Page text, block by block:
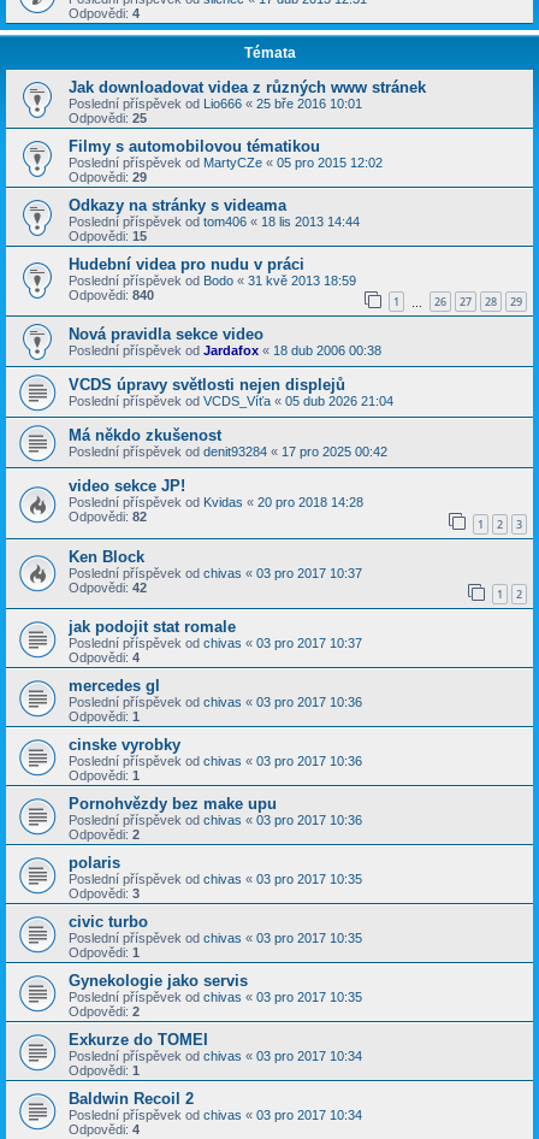
Odpovědi: 4
Témata
Jak downloadovat videa z různých www stránek
Poslední příspěvek od Lio666 « 25 bře 2016 10:01
Odpovědi: 25
Filmy s automobilovou tématikou
Poslední příspěvek od MartyCZe « 05 pro 2015 12:02
Odpovědi: 29
Odkazy na stránky s videama
Poslední příspěvek od tom406 « 18 lis 2013 14:44
Odpovědi: 15
Hudební videa pro nudu v práci
Poslední příspěvek od Bodo « 31 kvě 2013 18:59
Odpovědi: 840 1 26 27 28 29
Nová pravidla sekce video
Poslední příspěvek od Jardafox « 18 dub 2006 00:38
VCDS úpravy světlosti nejen displejů
Poslední příspěvek od VCDS_Víťa « 05 dub 2026 21:04
Má někdo zkušenost
Poslední příspěvek od denit93284 « 17 pro 2025 00:42
video sekce JP!
Poslední příspěvek od Kvidas « 20 pro 2018 14:28
Odpovědi: 82 1 2 3
Ken Block
Poslední příspěvek od chivas « 03 pro 2017 10:37
Odpovědi: 42 1 2
jak podojit stat romale
Poslední příspěvek od chivas « 03 pro 2017 10:37
Odpovědi: 4
mercedes gl
Poslední příspěvek od chivas « 03 pro 2017 10:36
Odpovědi: 1
cinske vyrobky
Poslední příspěvek od chivas « 03 pro 2017 10:36
Odpovědi: 1
Pornohvězdy bez make upu
Poslední příspěvek od chivas « 03 pro 2017 10:36
Odpovědi: 2
polaris
Poslední příspěvek od chivas « 03 pro 2017 10:35
Odpovědi: 3
civic turbo
Poslední příspěvek od chivas « 03 pro 2017 10:35
Odpovědi: 1
Gynekologie jako servis
Poslední příspěvek od chivas « 03 pro 2017 10:35
Odpovědi: 2
Exkurze do TOMEI
Poslední příspěvek od chivas « 03 pro 2017 10:34
Odpovědi: 1
Baldwin Recoil 2
Poslední příspěvek od chivas « 03 pro 2017 10:34
Odpovědi: 4